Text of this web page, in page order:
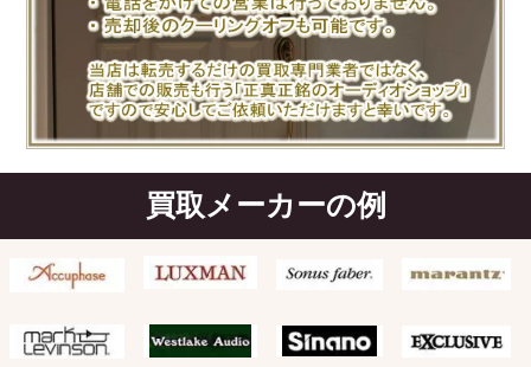
買取メーカーの例